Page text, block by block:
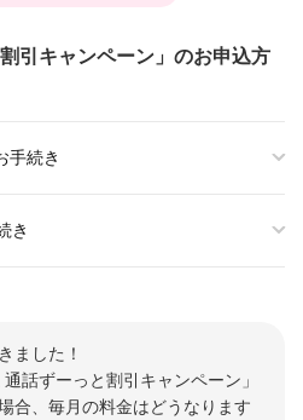
引キャンペーン」のお申込方
手続き
き
ました！
通話ずーっと割引キャンペーン」
合、毎月の料金はどうなります